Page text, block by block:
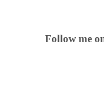
Follow me